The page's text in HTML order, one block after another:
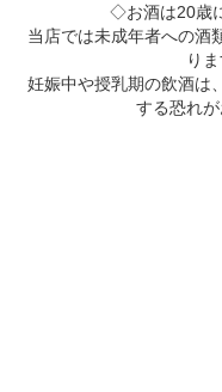
◇お酒は20歳
当店では未成年者への酒
りま
妊娠中や授乳期の飲酒は
する恐れが